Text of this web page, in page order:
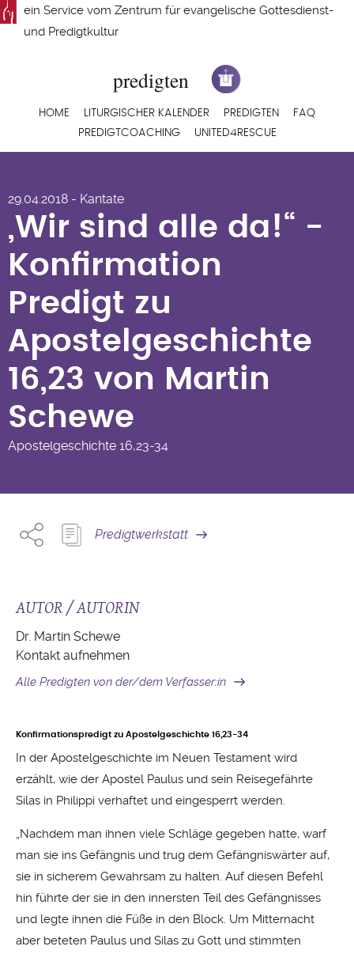
Direkt
zum
ein Service vom Zentrum für evangelische Gottesdienst-
und Predigtkultur
Hauptnavigation
HOME LITURGISCHER KALENDER PREDIGTEN
FAQ
PREDIGTCOACHING
UNITED4RESCUE
Konfirmation Predigt
zu
Apostelgeschichte
16,23 von Martin
Schewe
29.04.2018 - Kantate
„Wir sind alle da!“ -
Konfirmation
Predigt zu
Apostelgeschichte
16,23 von Martin
Schewe
Apostelgeschichte 16,23-34
Predigtwerkstatt
AUTOR / AUTORIN
Dr. Martin Schewe
Kontakt aufnehmen
Alle Predigten von der/dem Verfasser:in
Konfirmationspredigt zu Apostelgeschichte 16,23-34
In der Apostelgeschichte im Neuen Testament wird
erzählt, wie der Apostel Paulus und sein Reisegefährte
Silas in Philippi verhaftet und eingesperrt werden.
„Nachdem man ihnen viele Schläge gegeben hatte, warf
man sie ins Gefängnis und trug dem Gefängniswärter auf,
sie in sicherem Gewahrsam zu halten. Auf diesen Befehl
hin führte der sie in den innersten Teil des Gefängnisses
und legte ihnen die Füße in den Block. Um Mitternacht
aber beteten Paulus und Silas zu Gott und stimmten